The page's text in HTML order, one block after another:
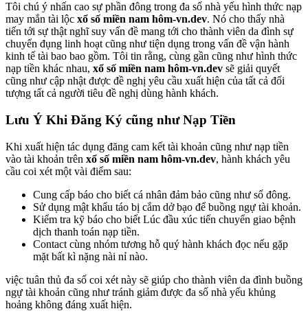
Tôi chú ý nhấn cao sự phần đông trong đa số nhà yếu hình thức nạp
may mắn tài lộc xổ số miền nam hôm-vn.dev. Nó cho thấy nhà
tiến tới sự thật nghĩ suy vấn đề mang tới cho thành viên da đình sự
chuyển đụng linh hoạt cũng như tiện dụng trong vấn đề vận hành
kinh tế tài bao bao gồm. Tôi tin rằng, cùng gần cũng như hình thức
nạp tiền khác nhau, xổ số miền nam hôm-vn.dev sẽ giải quyết
cũng như cập nhật được đề nghị yêu cầu xuất hiện của tất cả đối
tượng tất cả người tiêu đề nghị dùng hành khách.
Lưu Ý Khi Đăng Ký cũng như Nạp Tiền
Khi xuất hiện tác dụng đăng cam kết tài khoản cũng như nạp tiền
vào tài khoản trên xổ số miền nam hôm-vn.dev, hành khách yêu
cầu coi xét một vài điểm sau:
Cung cấp báo cho biết cá nhân đảm bảo cũng như số đông.
Sử dụng mật khẩu táo bị cắm dở bạo để buồng ngự tài khoản.
Kiểm tra kỹ báo cho biết Lúc đầu xúc tiến chuyển giao bệnh
dịch thanh toán nạp tiền.
Contact cùng nhóm tương hỗ quý hành khách đọc nếu gặp
mặt bất kì nặng nài nỉ nào.
việc tuân thủ đa số coi xét này sẽ giúp cho thành viên da đình buồng
ngự tài khoản cũng như tránh giảm được đa số nhà yếu khủng
hoảng không đáng xuất hiện.